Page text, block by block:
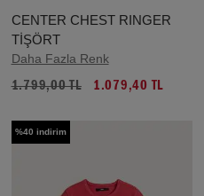
CENTER CHEST RINGER
TİŞÖRT
Daha Fazla Renk
1.799,00 TL 1.079,40 TL
%40 indirim